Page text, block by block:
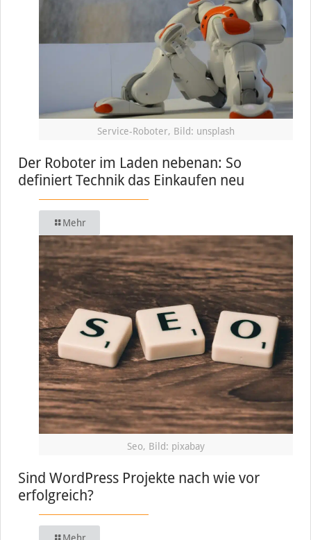
Service-Roboter, Bild: unsplash
Der Roboter im Laden nebenan: So
definiert Technik das Einkaufen neu
Mehr
Seo, Bild: pixabay
Sind WordPress Projekte nach wie vor
erfolgreich?
Mehr